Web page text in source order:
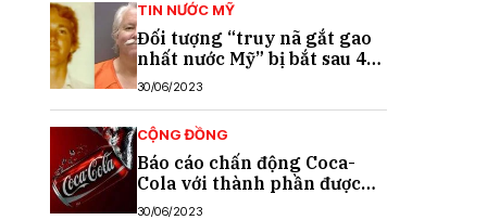
TIN NƯỚC MỸ
Đối tượng “truy nã gắt gao
nhất nước Mỹ” bị bắt sau 40
năm trốn chạy
30/06/2023
CỘNG ĐỒNG
Báo cáo chấn động Coca-
Cola với thành phần được
cho là chất gây ung thư
30/06/2023